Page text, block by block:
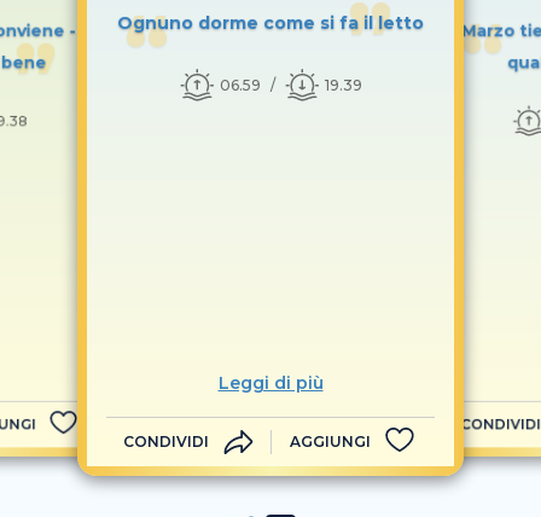
-
Ognuno dorme come si fa il letto
06.59 19.39
Leggi di più
CONDIVIDI AGGIUNGI
Marzo
CONDIVIDI